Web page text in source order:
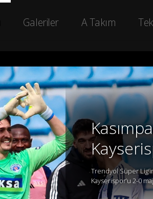
Trendyol Süper
Kayserispor’u 2-0
Galeriler A Takım